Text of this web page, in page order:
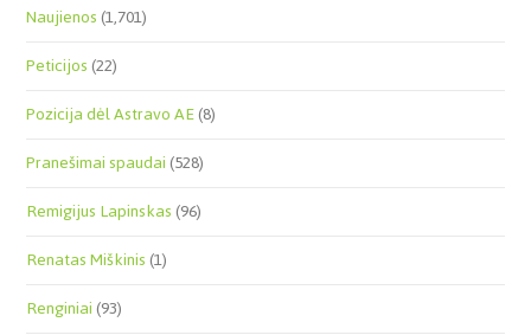
Naujienos(1,701)
Peticijos(22)
Pozicija dėl Astravo AE(8)
Pranešimai spaudai(528)
Remigijus Lapinskas(96)
Renatas Miškinis(1)
Renginiai(93)